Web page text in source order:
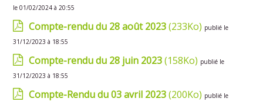
le 01/02/2024 à 20:55
Compte-rendu du 28 août 2023(233Ko) publié le
31/12/2023 à 18:55
Compte-rendu du 28 juin 2023(158Ko) publié le
31/12/2023 à 18:55
Compte-Rendu du 03 avril 2023(200Ko) publié le